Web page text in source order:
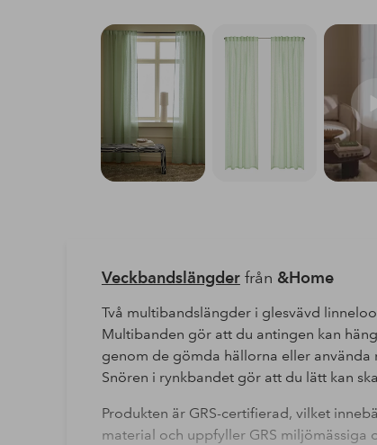
Veckbandslängderfrån &Home
Två multibandslängder i glesvävd
Multibanden gör att du antingen kan
genom de gömda hällorna eller
Snören i rynkbandet gör att du lätt kan
Produkten är GRS-certifierad, vilket
material och uppfyller GRS miljömässiga